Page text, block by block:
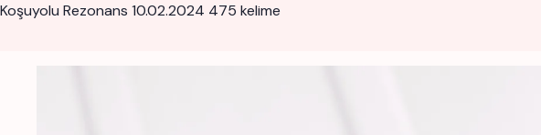
Koşuyolu Rezonans 10.02.2024 475 kelime